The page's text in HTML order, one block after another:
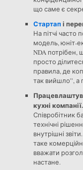
що саме є
Стартап і
На пітчі часто
модель, юніт-
NDA потрібен,
просто
правила, де
так вийшло”, а
кухні компанії.
Співробітник
технічні
внутрішні
таке
вважати
настане.